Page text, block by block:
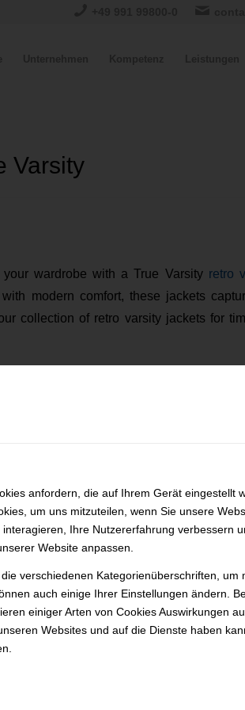
anfordern, die auf Ihrem Gerät eingestellt
um uns mitzuteilen, wenn Sie unsere
interagieren, Ihre Nutzererfahrung verbessern
Website anpassen.
verschiedenen Kategorienüberschriften, um
auch einige Ihrer Einstellungen ändern.
einiger Arten von Cookies Auswirkungen
Websites und auf die Dienste haben
Varsity
wardrobe with a True Varsity retro
modern comfort, these jackets
collection of retro varsity jackets for